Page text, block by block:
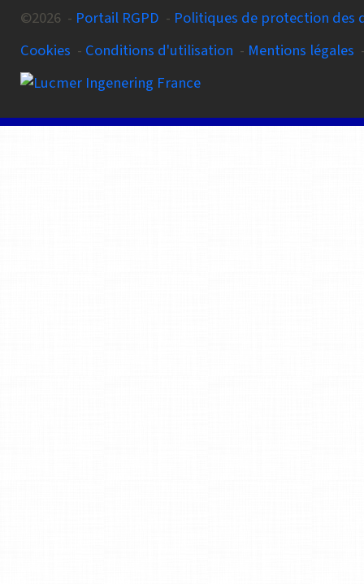
©2026 - Portail RGPD - Politiques de protection des
Cookies - Conditions d'utilisation - Mentions légales